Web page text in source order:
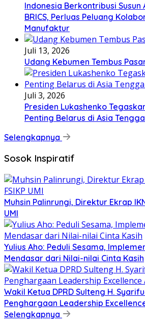
Indonesia Berkontribusi Susun
BRICS, Perluas Peluang
Manufaktur
Juli 13, 2026
Udang Kebumen Tembus
Juli 3, 2026
Presiden Lukashenko
Penting Belarus di Asia
Selengkapnya
Sosok Inspiratif
Muhsin Palinrungi, Direktur Ekrap
UMI
Yulius Aho: Peduli Sesama,
Mendasar dari Nilai-nilai Cinta Kasih
Wakil Ketua DPRD Sulteng H.
Penghargaan Leadership
Selengkapnya